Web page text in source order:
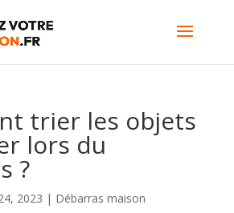
trier les objets
lors du
?
2023 | Débarras maison